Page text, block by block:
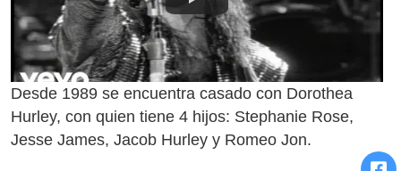
Desde 1989 se encuentra casado con Dorothea
Hurley, con quien tiene 4 hijos: Stephanie Rose,
Jesse James, Jacob Hurley y Romeo Jon.